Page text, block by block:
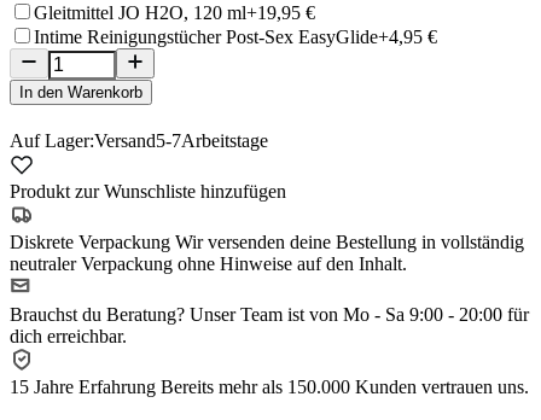
Gleitmittel JO H2O, 120 ml+19,95 €
Intime Reinigungstücher Post-Sex EasyGlide+4,95 €
In den Warenkorb
Auf Lager:Versand5-7Arbeitstage
Produkt zur Wunschliste hinzufügen
Diskrete Verpackung Wir versenden deine Bestellung in vollständig
neutraler Verpackung ohne Hinweise auf den Inhalt.
Brauchst du Beratung? Unser Team ist von Mo - Sa 9:00 - 20:00 für
dich erreichbar.
15 Jahre Erfahrung Bereits mehr als 150.000 Kunden vertrauen uns.